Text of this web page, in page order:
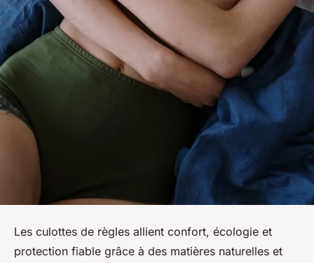
Les culottes de règles allient confort, écologie et
protection fiable grâce à des matières naturelles et